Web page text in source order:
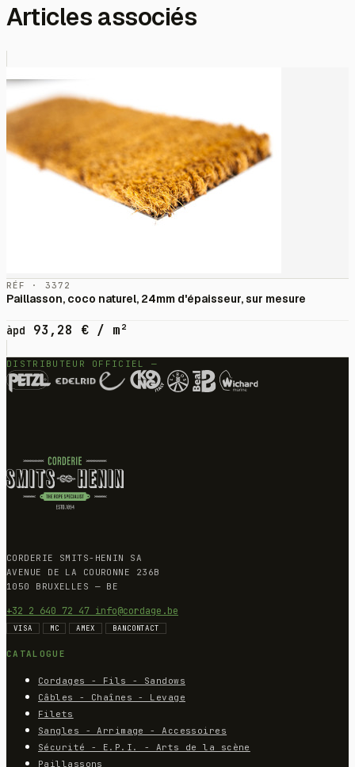
Articles associés
RÉF · 3372
Paillasson, coco naturel, 24mm d'épaisseur, sur mesure
àpd 93,28 € / m²
DISTRIBUTEUR OFFICIEL —
CORDERIE SMITS-HENIN SA
AVENUE DE LA COURONNE 236B
1050 BRUXELLES — BE
+32 2 640 72 47 info@cordage.be
VISA MC AMEX BANCONTACT
CATALOGUE
Cordages - Fils - Sandows
Câbles - Chaînes - Levage
Filets
Sangles - Arrimage - Accessoires
Sécurité - E.P.I. - Arts de la scène
Paillassons